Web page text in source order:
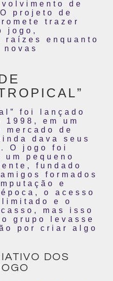
de
projeto de
trazer
jogo,
raízes enquanto
foi lançado
em um
mercado de
dava seus
O jogo foi
pequeno
fundado
formados
e
o acesso
e o
mas isso
grupo levasse
por criar algo
DOS